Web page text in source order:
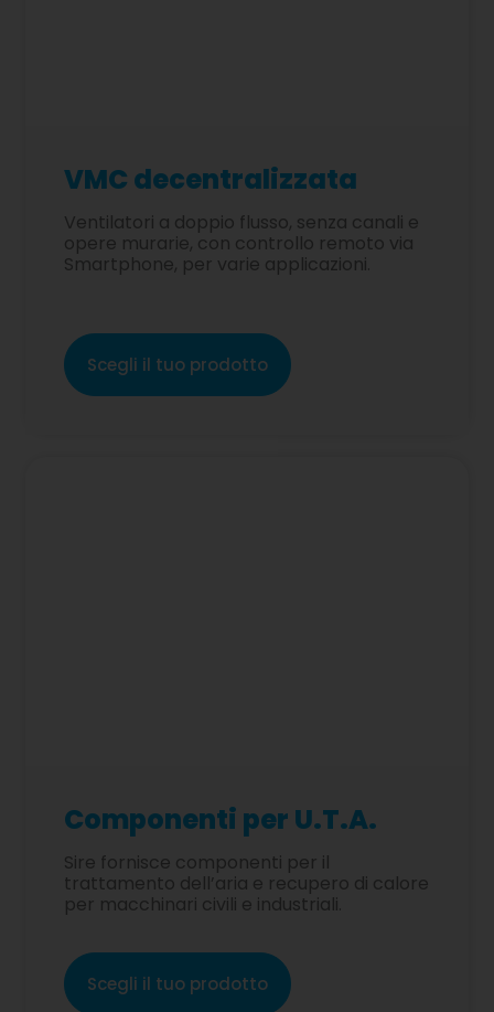
VMC decentralizzata
Ventilatori a doppio flusso, senza canali e
opere murarie, con controllo remoto via
Smartphone, per varie applicazioni.
Scegli il tuo prodotto
Componenti per U.T.A.
Sire fornisce componenti per il
trattamento dell’aria e recupero di calore
per macchinari civili e industriali.
Scegli il tuo prodotto